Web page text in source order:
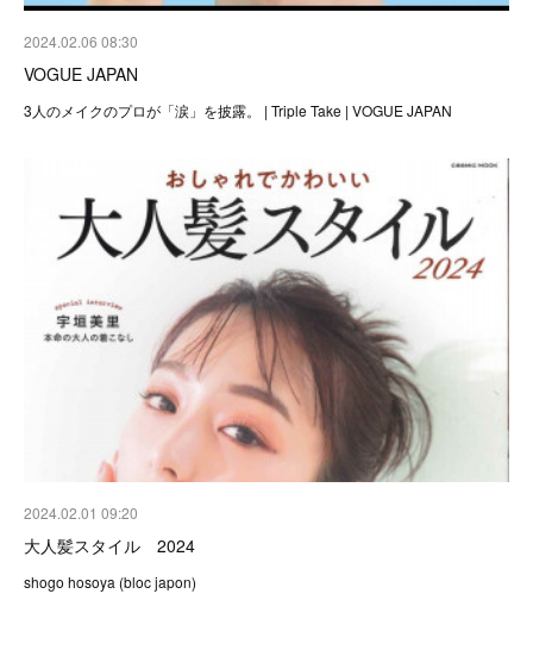
2024.02.06 08:30
VOGUE JAPAN
3人のメイクのプロが「涙」を披露。 | Triple Take | VOGUE JAPAN
2024.02.01 09:20
大人髪スタイル 2024
shogo hosoya (bloc japon)